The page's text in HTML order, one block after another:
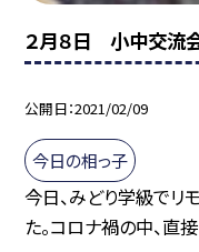
２月８日 小中交流
公開日 2021/02/09
今日の相っ子
今日、みどり学級でリ
た。コロナ禍の中、直